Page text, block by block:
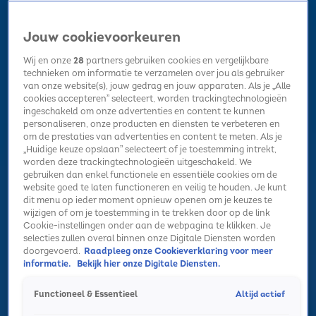
Home Radio luisteren Hitlijsten Acties Kerst Nieuws
Volg Sky Radio
Zoeken
HomeRadio luisterenActies Alle zendersSummer Top 101
Jouw cookievoorkeuren
Wij en onze28partners gebruiken cookies en vergelijkbare
technieken om informatie te verzamelen over jou als gebruiker
van onze website(s), jouw gedrag en jouw apparaten. Als je „Alle
cookies accepteren” selecteert, worden trackingtechnologieën
ingeschakeld om onze advertenties en content te kunnen
personaliseren, onze producten en diensten te verbeteren en
om de prestaties van advertenties en content te meten. Als je
„Huidige keuze opslaan” selecteert of je toestemming intrekt,
worden deze trackingtechnologieën uitgeschakeld. We
gebruiken dan enkel functionele en essentiële cookies om de
website goed te laten functioneren en veilig te houden. Je kunt
dit menu op ieder moment opnieuw openen om je keuzes te
wijzigen of om je toestemming in te trekken door op de link
Cookie-instellingen onder aan de webpagina te klikken. Je
selecties zullen overal binnen onze Digitale Diensten worden
doorgevoerd. Raadpleeg onze Cookieverklaring voor meer
informatie.
Bekijk hier onze Digitale Diensten.
Functioneel & Essentieel Altijd actief